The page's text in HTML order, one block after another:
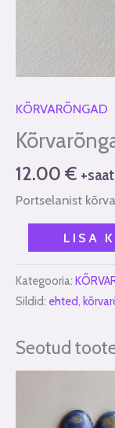
KÕRVARÕNGAD
12.00 €
Portselanist
LISA
Kategooria:
Sildid: ehted,
Seotud